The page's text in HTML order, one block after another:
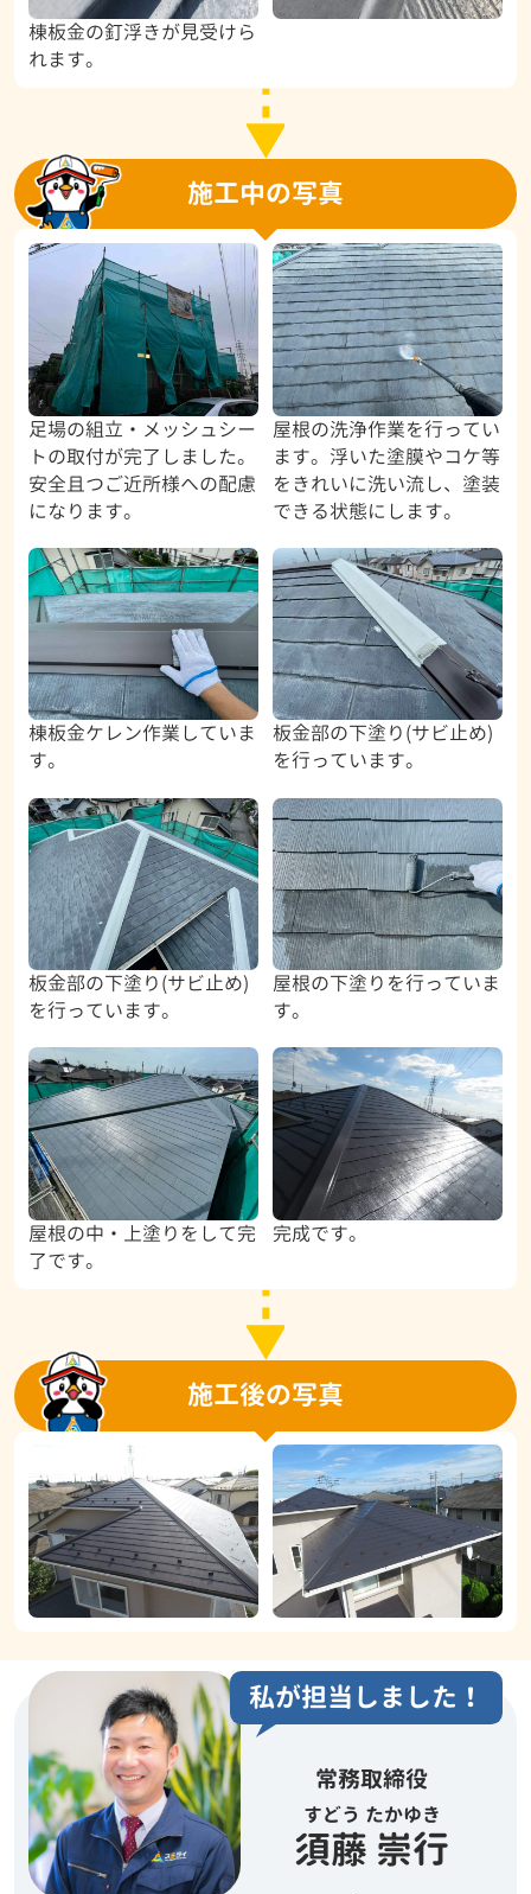
棟板金の釘浮きが見受けら
れます。
施工中の写真
足場の組立・メッシュシー
トの取付が完了しました。
安全且つご近所様への配慮
になります。
屋根の洗浄作業を行ってい
ます。浮いた塗膜やコケ等
をきれいに洗い流し、塗装
できる状態にします。
棟板金ケレン作業していま
す。
板金部の下塗り(サビ止め)
を行っています。
板金部の下塗り(サビ止め)
を行っています。
屋根の下塗りを行っていま
す。
屋根の中・上塗りをして完
了です。
完成です。
施工後の写真
私が担当しました！
常務取締役
すどう たかゆき
須藤 崇行